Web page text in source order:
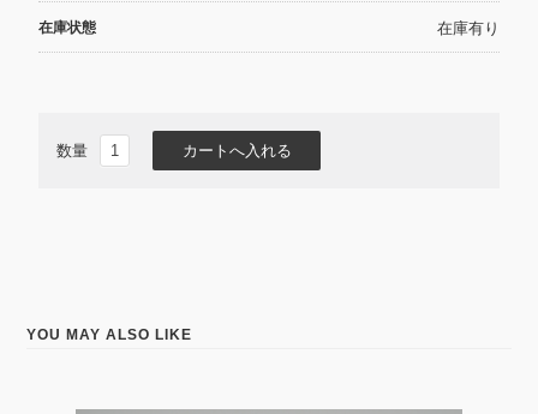
在庫状態 在庫有り
数量
YOU MAY ALSO LIKE